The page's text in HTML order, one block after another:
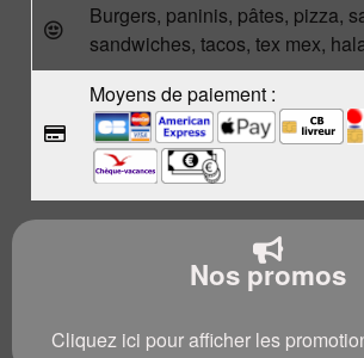
Burgers, paninis, pâtes, pizza,
sandwiches, tacos, tex mex,
Moyens de paiement :
Nos promos
Cliquez ici pour afficher les